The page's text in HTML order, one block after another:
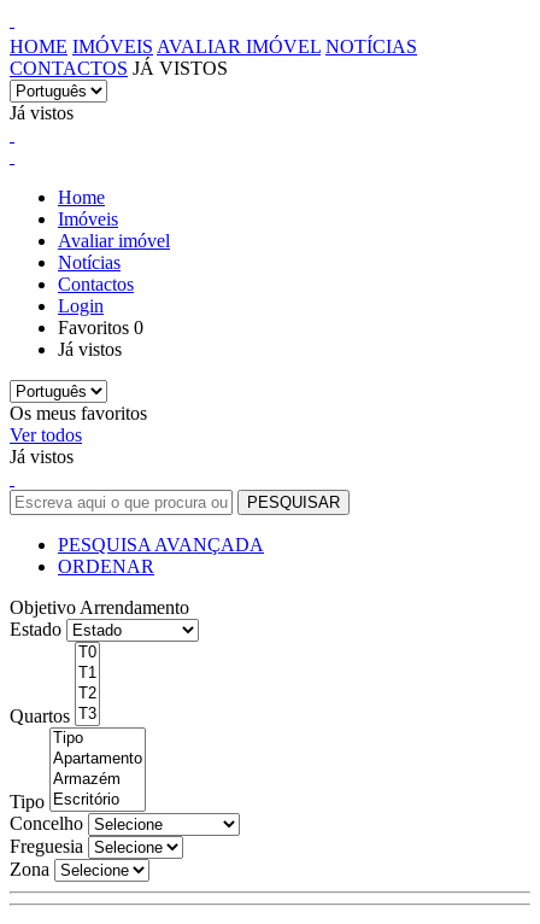
HOME IMÓVEIS AVALIAR IMÓVEL NOTÍCIAS
CONTACTOS JÁ VISTOS
Já vistos
Home
Imóveis
Avaliar imóvel
Notícias
Contactos
Login
Favoritos 0
Já vistos
Os meus favoritos
Ver todos
Já vistos
PESQUISA AVANÇADA
ORDENAR
Objetivo Arrendamento
Estado
Quartos
Tipo
Concelho
Freguesia
Zona